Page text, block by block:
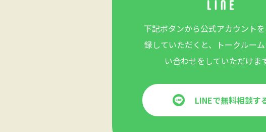
下記ボタンから公式アカウント
録していただくと、トークルー
い合わせをしていただけま
LINEで無料相談す